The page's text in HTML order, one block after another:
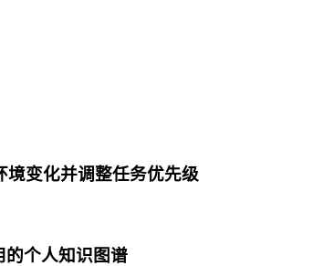
变化并调整任务优先级
的个人知识图谱